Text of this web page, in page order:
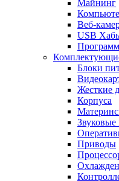
Майнинг
Веб-
USB
Блоки
Жесткие
Корпуса
Звуковые
Приводы